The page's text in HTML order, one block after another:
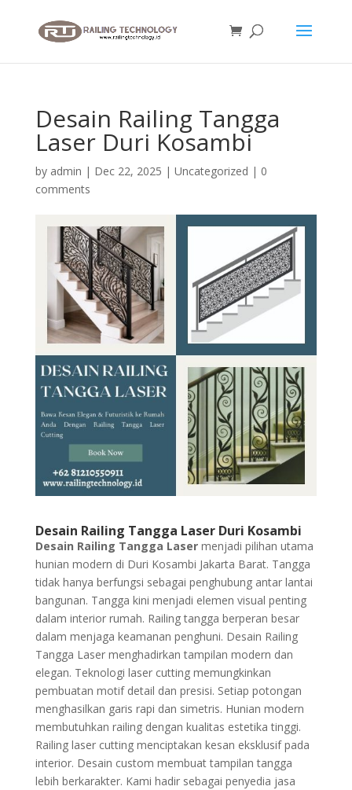
Desain Railing Tangga
Laser Duri Kosambi
by admin | Dec 22, 2025 | Uncategorized | 0
comments
Desain Railing Tangga Laser Duri Kosambi
Desain Railing Tangga Lasermenjadi pilihan utama
hunian modern di Duri Kosambi Jakarta Barat. Tangga
tidak hanya berfungsi sebagai penghubung antar lantai
bangunan. Tangga kini menjadi elemen visual penting
dalam interior rumah. Railing tangga berperan besar
dalam menjaga keamanan penghuni. Desain Railing
Tangga Laser menghadirkan tampilan modern dan
elegan. Teknologi laser cutting memungkinkan
pembuatan motif detail dan presisi. Setiap potongan
menghasilkan garis rapi dan simetris. Hunian modern
membutuhkan railing dengan kualitas estetika tinggi.
Railing laser cutting menciptakan kesan eksklusif pada
interior. Desain custom membuat tampilan tangga
lebih berkarakter. Kami hadir sebagai penyedia jasa